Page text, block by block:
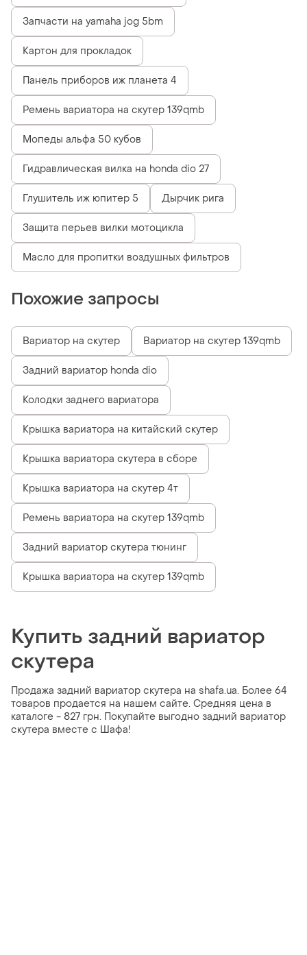
Запчасти на yamaha jog 5bm
Картон для прокладок
Панель приборов иж планета 4
Ремень вариатора на скутер 139qmb
Мопеды альфа 50 кубов
Гидравлическая вилка на honda dio 27
Глушитель иж юпитер 5 Дырчик рига
Защита перьев вилки мотоцикла
Масло для пропитки воздушных фильтров
Похожие запросы
Вариатор на скутер Вариатор на скутер 139qmb
Задний вариатор honda dio
Колодки заднего вариатора
Крышка вариатора на китайский скутер
Крышка вариатора скутера в сборе
Крышка вариатора на скутер 4т
Ремень вариатора на скутер 139qmb
Задний вариатор скутера тюнинг
Крышка вариатора на скутер 139qmb
Купить задний вариатор
скутера
Продажа задний вариатор скутера на shafa.ua. Более 64
товаров продается на нашем сайте. Средняя цена в
каталоге - 827 грн. Покупайте выгодно задний вариатор
скутера вместе с Шафа!